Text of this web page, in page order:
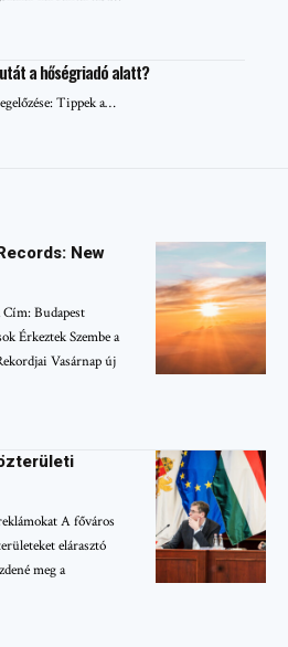
a hőségriadó alatt?
Tippek a…
New
Budapest
Érkeztek Szembe a
Vasárnap új
A főváros
elárasztó
meg a